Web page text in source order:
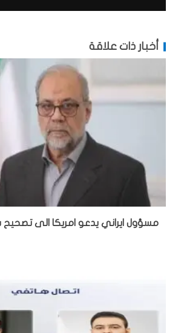
أخبار ذات علاقة
مسؤول ايراني يدعو امريكا الى